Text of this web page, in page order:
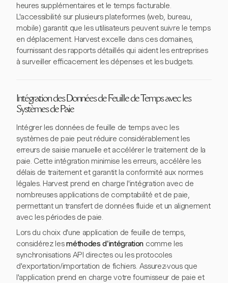
heures supplémentaires et le temps facturable.
L'accessibilité sur plusieurs plateformes (web, bureau,
mobile) garantit que les utilisateurs peuvent suivre le temps
en déplacement. Harvest excelle dans ces domaines,
fournissant des rapports détaillés qui aident les entreprises
à surveiller efficacement les dépenses et les budgets.
Intégration des Données de Feuille de Temps avec les
Systèmes de Paie
Intégrer les données de feuille de temps avec les
systèmes de paie peut réduire considérablement les
erreurs de saisie manuelle et accélérer le traitement de la
paie. Cette intégration minimise les erreurs, accélère les
délais de traitement et garantit la conformité aux normes
légales. Harvest prend en charge l'intégration avec de
nombreuses applications de comptabilité et de paie,
permettant un transfert de données fluide et un alignement
avec les périodes de paie.
Lors du choix d'une application de feuille de temps,
considérez lesméthodes d'intégration comme les
synchronisations API directes ou les protocoles
d'exportation/importation de fichiers. Assurez-vous que
l'application prend en charge votre fournisseur de paie et